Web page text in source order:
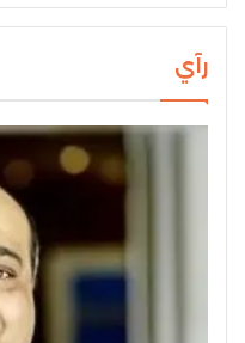
رآي